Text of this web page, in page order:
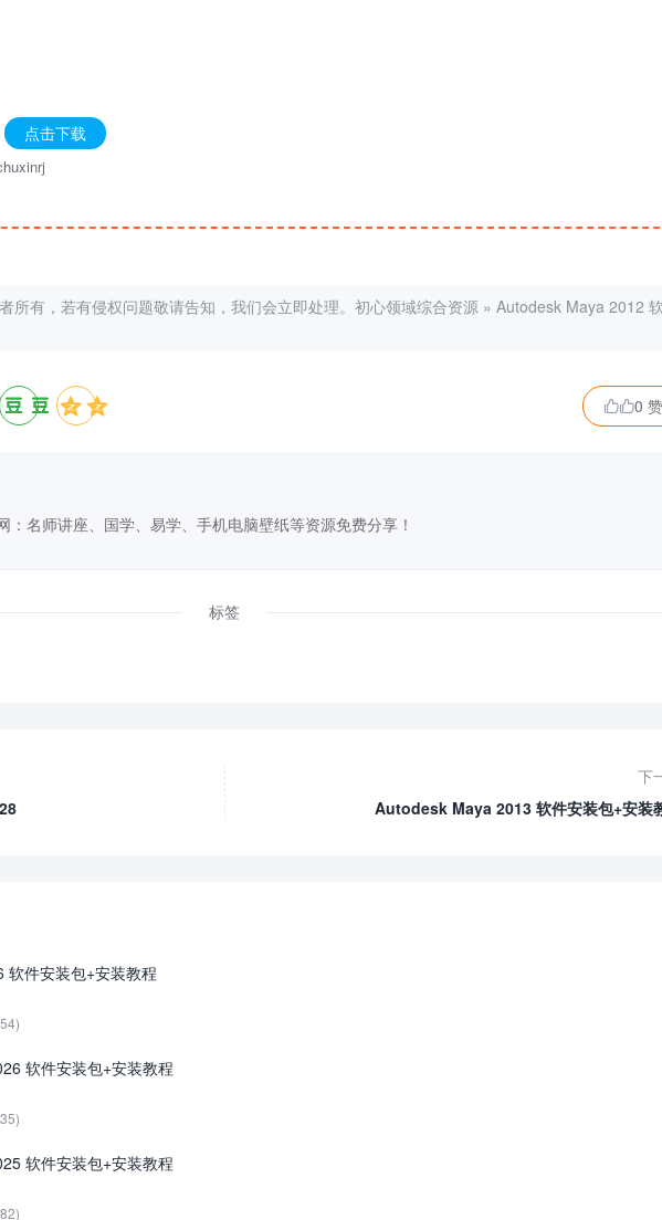
点击下载
所有，若有侵权问题敬请告知，我们会立即处理。 初心领域综合资源 » Autodesk Maya 2012
  0 赞
：名师讲座、国学、易学、手机电脑壁纸等资源免费分享！
标签
下
Autodesk Maya 2013 软件安装包+安装
软件安装包+安装教程
软件安装包+安装教程
软件安装包+安装教程